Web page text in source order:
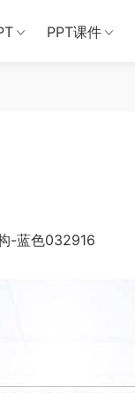
PPT课件
-蓝色032916